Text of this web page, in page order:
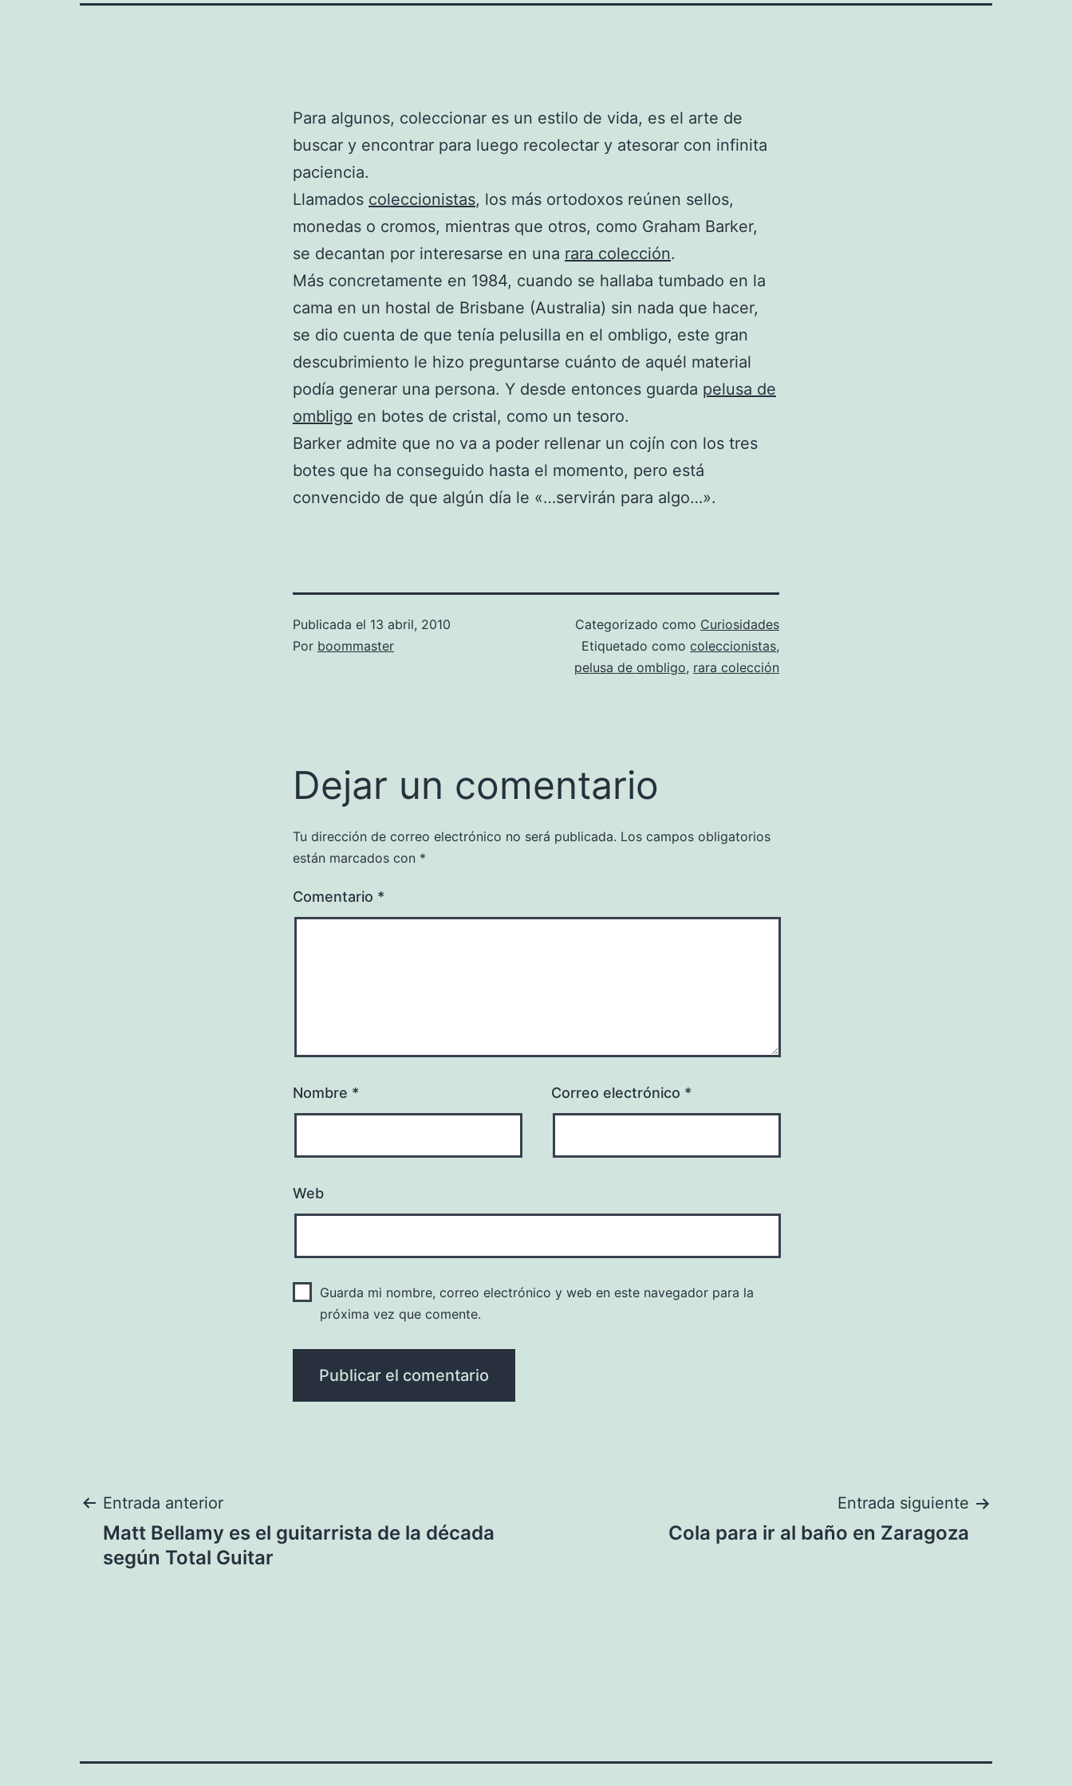
Para algunos, coleccionar es un estilo de vida, es el arte de
buscar y encontrar para luego recolectar y atesorar con infinita
paciencia.
Llamados coleccionistas, los más ortodoxos reúnen sellos,
monedas o cromos, mientras que otros, como Graham Barker,
se decantan por interesarse en una rara colección.
Más concretamente en 1984, cuando se hallaba tumbado en la
cama en un hostal de Brisbane (Australia) sin nada que hacer,
se dio cuenta de que tenía pelusilla en el ombligo, este gran
descubrimiento le hizo preguntarse cuánto de aquél material
podía generar una persona. Y desde entonces guarda pelusa de
ombligo en botes de cristal, como un tesoro.
Barker admite que no va a poder rellenar un cojín con los tres
botes que ha conseguido hasta el momento, pero está
convencido de que algún día le «…servirán para algo…».
Publicada el 13 abril, 2010
Por boommaster
Categorizado como Curiosidades
Etiquetado como coleccionistas,
pelusa de ombligo, rara colección
Dejar un comentario
Tu dirección de correo electrónico no será publicada. Los campos obligatorios
están marcados con *
Comentario *
Nombre * Correo electrónico *
Web
Guarda mi nombre, correo electrónico y web en este navegador para la
próxima vez que comente.
Navegación
de
Entrada anterior
Matt Bellamy es el guitarrista de la década
según Total Guitar
Entrada siguiente
Cola para ir al baño en Zaragoza